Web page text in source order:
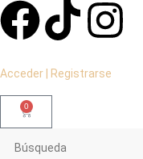
Acceder | Registrarse
0